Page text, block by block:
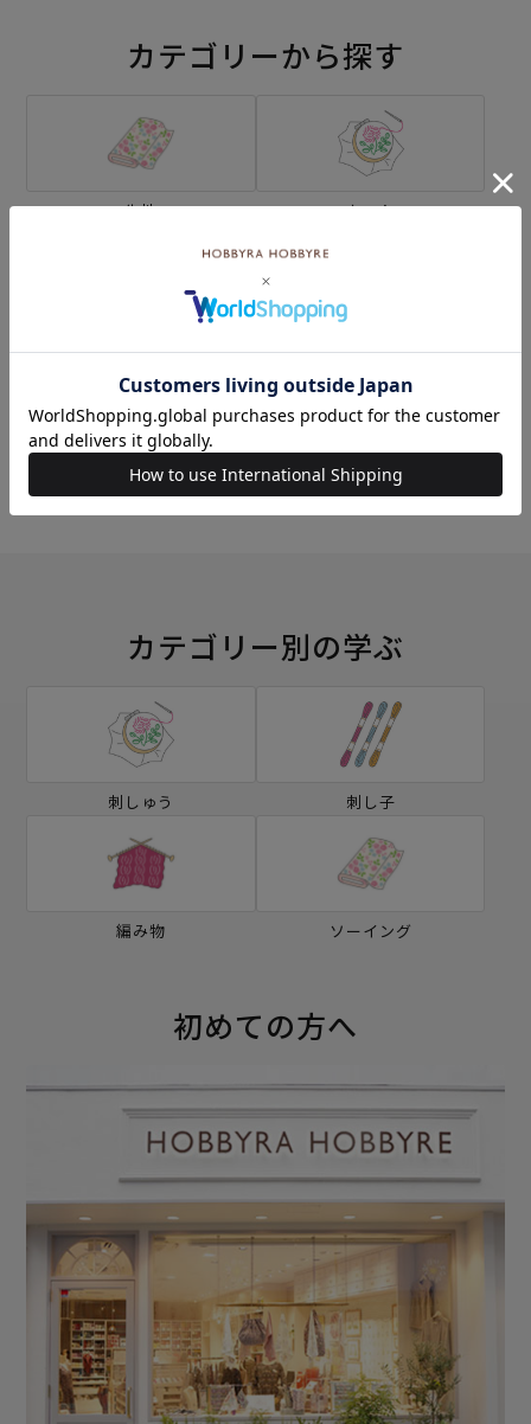
カテゴリーから探す
生地 キット
ミシン ソーイングボックス
カテゴリー別の学ぶ
刺しゅう 刺し子
編み物 ソーイング
初めての方へ